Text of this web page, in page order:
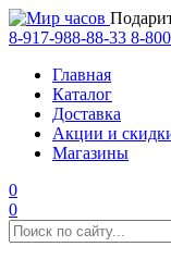
8-917-988-88-33 8-
Главная
Каталог
Доставка
Акции и
Магазины
0
0